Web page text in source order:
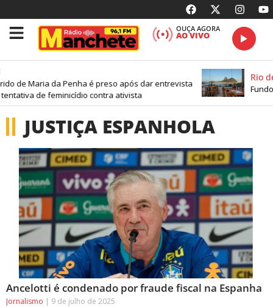
OUÇA AGORA
AO VIVO
de Maria da Penha é preso após dar entrevista
de feminicídio contra ativista
Rio
JUSTIÇA ESPANHOLA
Ancelotti é condenado por fraude fiscal na Espanha
Jornalismo 9 de julho de 2025